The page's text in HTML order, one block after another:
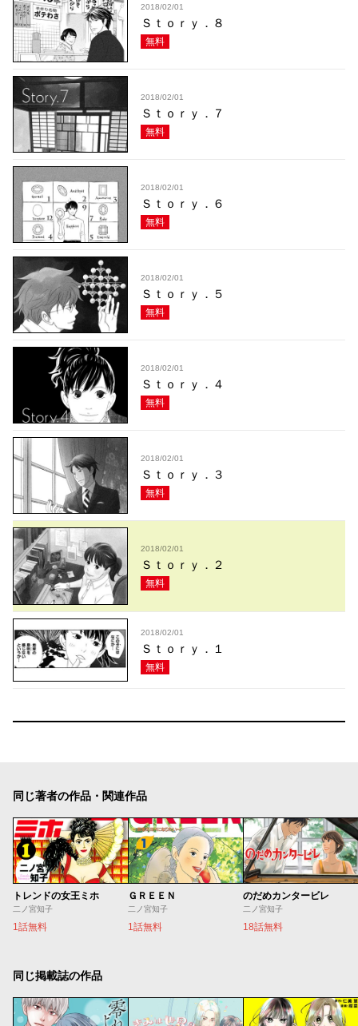
2018/02/01
Ｓｔｏｒｙ．８
無料
2018/02/01
Ｓｔｏｒｙ．７
無料
2018/02/01
Ｓｔｏｒｙ．６
無料
2018/02/01
Ｓｔｏｒｙ．５
無料
2018/02/01
Ｓｔｏｒｙ．４
無料
2018/02/01
Ｓｔｏｒｙ．３
無料
2018/02/01
Ｓｔｏｒｙ．２
無料
2018/02/01
Ｓｔｏｒｙ．１
無料
同じ著者の作品・関連作品
トレンドの女王ミホ
二ノ宮知子
1話無料
ＧＲＥＥＮ
二ノ宮知子
1話無料
のだめカンタービレ
二ノ宮知子
18話無料
同じ掲載誌の作品